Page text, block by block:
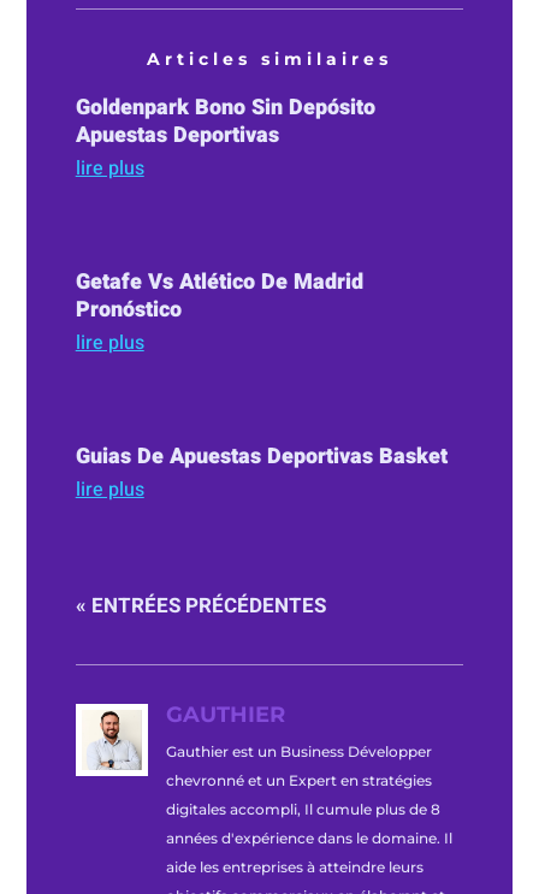
Articles similaires
Goldenpark Bono Sin Depósito
Apuestas Deportivas
lire plus
Getafe Vs Atlético De Madrid
Pronóstico
lire plus
Guias De Apuestas Deportivas Basket
lire plus
« ENTRÉES PRÉCÉDENTES
GAUTHIER
Gauthier est un Business Développer
chevronné et un Expert en stratégies
digitales accompli, Il cumule plus de 8
années d'expérience dans le domaine. Il
aide les entreprises à atteindre leurs